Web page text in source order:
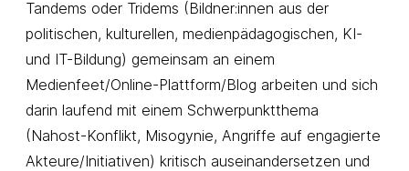
Tandems oder Tridems (Bildner:innen aus der
politischen, kulturellen, medienpädagogischen, KI-
und IT-Bildung) gemeinsam an einem
Medienfeet/Online-Plattform/Blog arbeiten und sich
darin laufend mit einem Schwerpunktthema
(Nahost-Konflikt, Misogynie, Angriffe auf engagierte
Akteure/Initiativen) kritisch auseinandersetzen und